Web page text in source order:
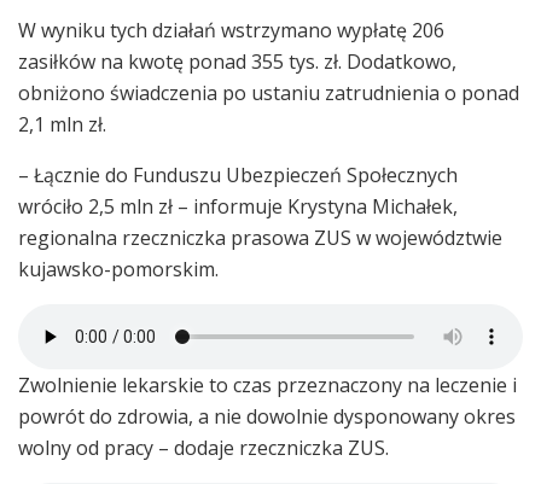
W wyniku tych działań wstrzymano wypłatę 206
zasiłków na kwotę ponad 355 tys. zł. Dodatkowo,
obniżono świadczenia po ustaniu zatrudnienia o ponad
2,1 mln zł.
– Łącznie do Funduszu Ubezpieczeń Społecznych
wróciło 2,5 mln zł – informuje Krystyna Michałek,
regionalna rzeczniczka prasowa ZUS w województwie
kujawsko-pomorskim.
Zwolnienie lekarskie to czas przeznaczony na leczenie i
powrót do zdrowia, a nie dowolnie dysponowany okres
wolny od pracy – dodaje rzeczniczka ZUS.